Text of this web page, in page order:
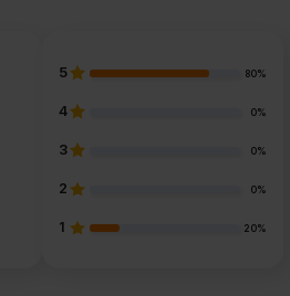
5 80%
4 0%
3 0%
2 0%
1 20%